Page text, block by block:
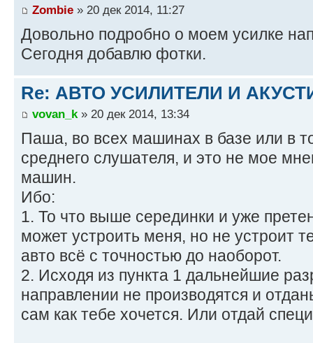
Zombie » 20 дек 2014, 11:27
Довольно подробно о моем усилке
Сегодня добавлю фотки.
Re: АВТО УСИЛИТЕЛИ И
vovan_k » 20 дек 2014, 13:34
Паша, во всех машинах в базе или в
среднего слушателя, и это не мое
машин.
Ибо:
1. То что выше серединки и уже
может устроить меня, но не устроит
авто всё с точностью до наоборот.
2. Исходя из пункта 1 дальнейшие
направлении не производятся и
сам как тебе хочется. Или отдай